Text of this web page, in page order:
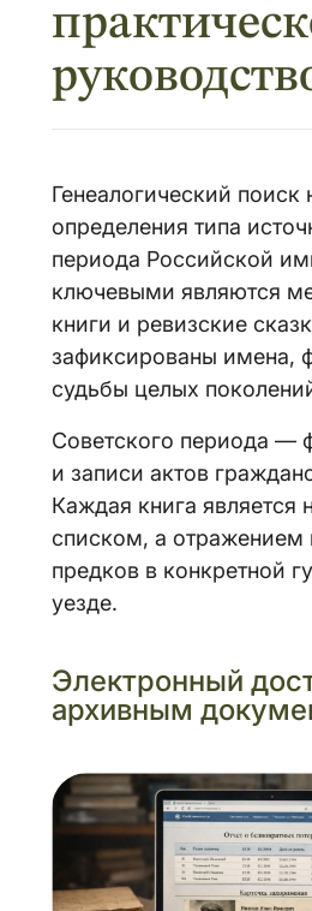
Генеалогический поиск
определения типа
периода Российской
ключевыми являются
книги и ревизские
зафиксированы имена,
судьбы целых
Советского периода —
и записи актов
Каждая книга является
списком, а отражением
предков в конкретной
уезде.
Электронный
архивным